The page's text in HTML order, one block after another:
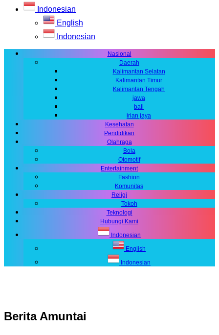
Indonesian
English
Indonesian
Nasional
Daerah
Kalimantan Selatan
Kalimantan Timur
Kalimantan Tengah
jawa
bali
irian jaya
Kesehatan
Pendidikan
Olahraga
Bola
Otomotif
Entertainment
Fashion
Komunitas
Religi
Tokoh
Teknologi
Hubungi Kami
Indonesian
English
Indonesian
Berita Amuntai